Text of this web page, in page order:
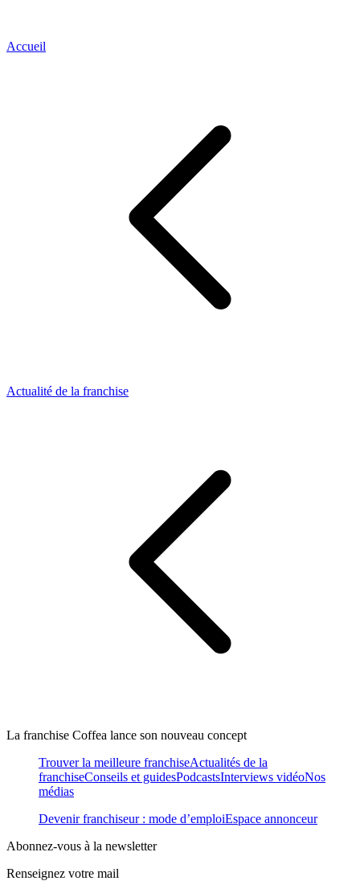
Accueil
Actualité de la franchise
La franchise Coffea lance son nouveau concept
Trouver la meilleure franchiseActualités de la
franchiseConseils et guidesPodcastsInterviews vidéoNos
médias
Devenir franchiseur : mode d’emploiEspace annonceur
Abonnez-vous à la newsletter
Renseignez votre mail